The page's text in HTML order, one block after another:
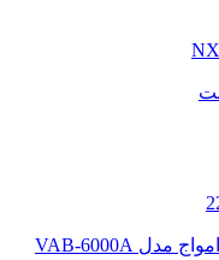
967,575 تومان